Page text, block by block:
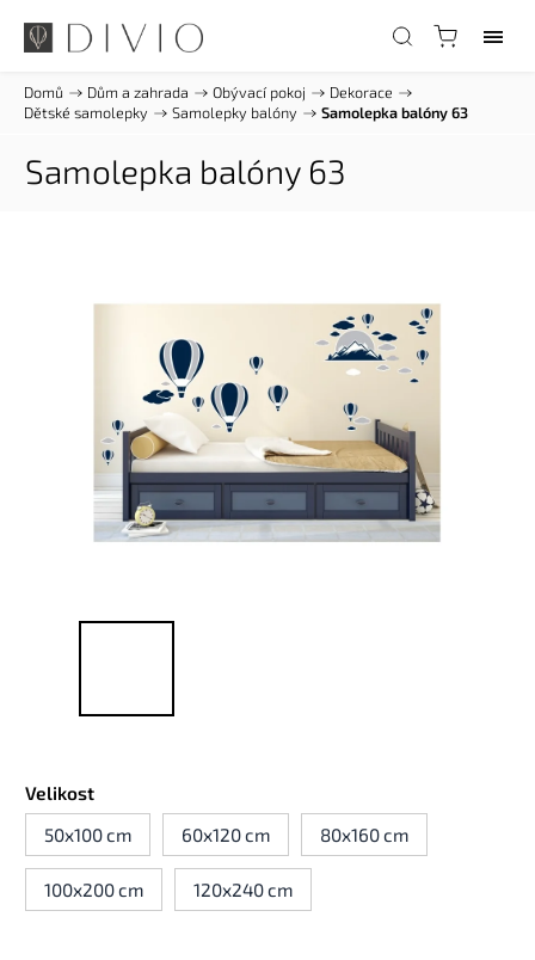
Domů / Dům a zahrada / Obývací pokoj / Dekorace /
Dětské samolepky / Samolepky balóny / Samolepka balóny 63
Samolepka balóny 63
Velikost
50x100 cm
60x120 cm 80x160 cm
100x200 cm 120x240 cm